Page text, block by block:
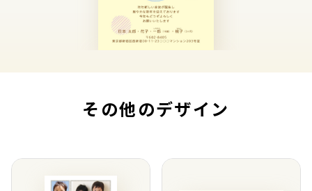
その他のデザイン